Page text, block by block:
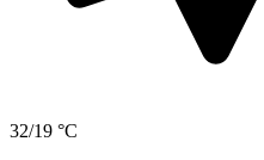
32/19 °C